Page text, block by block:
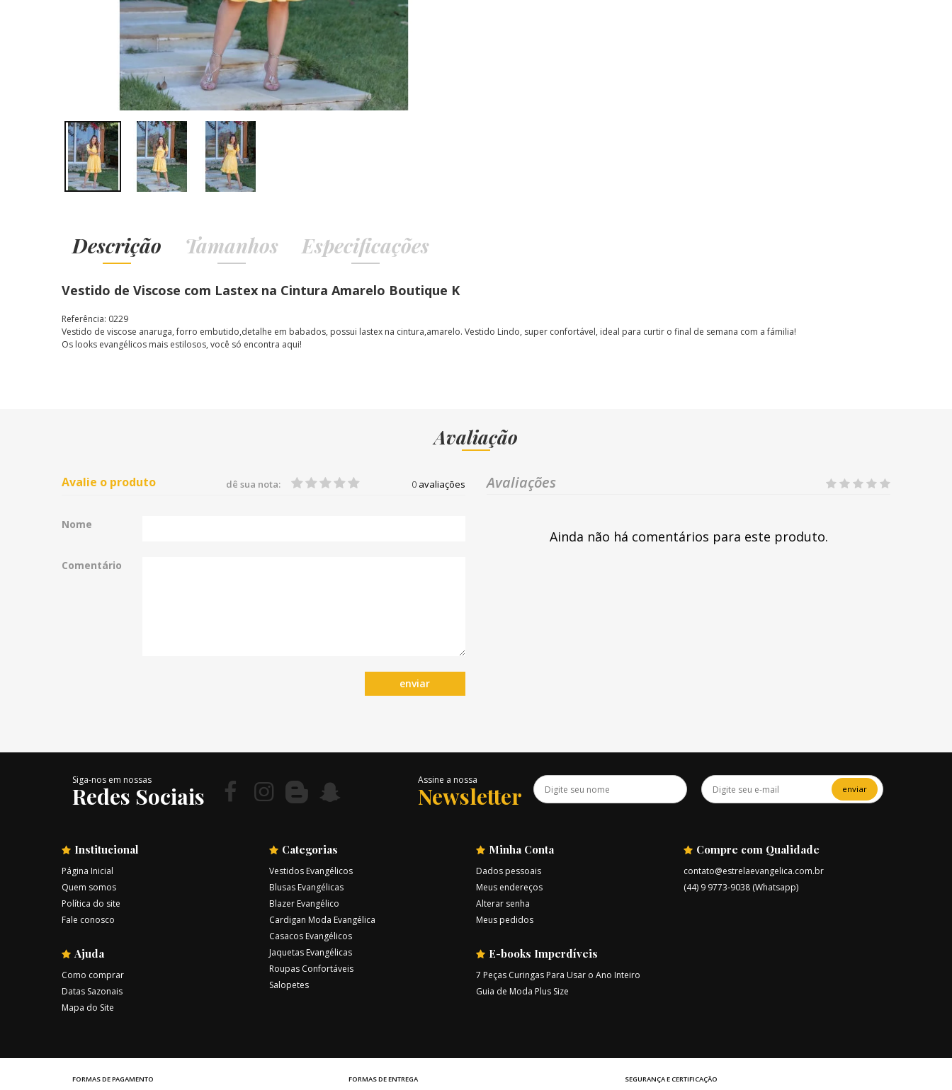
Descrição
Vestido de Viscose com Lastex na Cintura Amarelo Boutique K
Referência: 0229
Vestido de viscose anaruga, forro embutido,detalhe em babados, possui lastex na cintura,amarelo. Vestido Lindo, super confortável, ideal para curtir o final de semana com a fámilia!
Os looks evangélicos mais estilosos, você só encontra aqui!
Tamanhos Especificações
Avaliação
Avalie o produto 0 avaliações
dê sua nota:
Nome
Comentário
enviar
Avaliações
Ainda não há comentários para este produto.
Siga-nos em nossas
Redes Sociais
Assine a nossa
Newsletter enviar
Institucional
Página Inicial
Quem somos
Política do site
Fale conosco
Ajuda
Como comprar
Datas Sazonais
Mapa do Site
Categorias
Vestidos Evangélicos
Blusas Evangélicas
Blazer Evangélico
Cardigan Moda Evangélica
Casacos Evangélicos
Jaquetas Evangélicas
Roupas Confortáveis
Salopetes
Minha Conta
Dados pessoais
Meus endereços
Alterar senha
Meus pedidos
E-books Imperdíveis
7 Peças Curingas Para Usar o Ano Inteiro
Guia de Moda Plus Size
Compre com Qualidade
contato@estrelaevangelica.com.br
(44) 9 9773-9038 (Whatsapp)
FORMAS DE PAGAMENTO FORMAS DE ENTREGA SEGURANÇA E CERTIFICAÇÃO